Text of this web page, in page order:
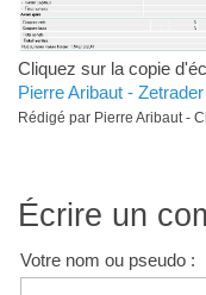
Cliquez sur la copie
Pierre Aribaut - Zetrader
Rédigé par Pierre Aribaut -
Écrire un
Votre nom ou pseudo :